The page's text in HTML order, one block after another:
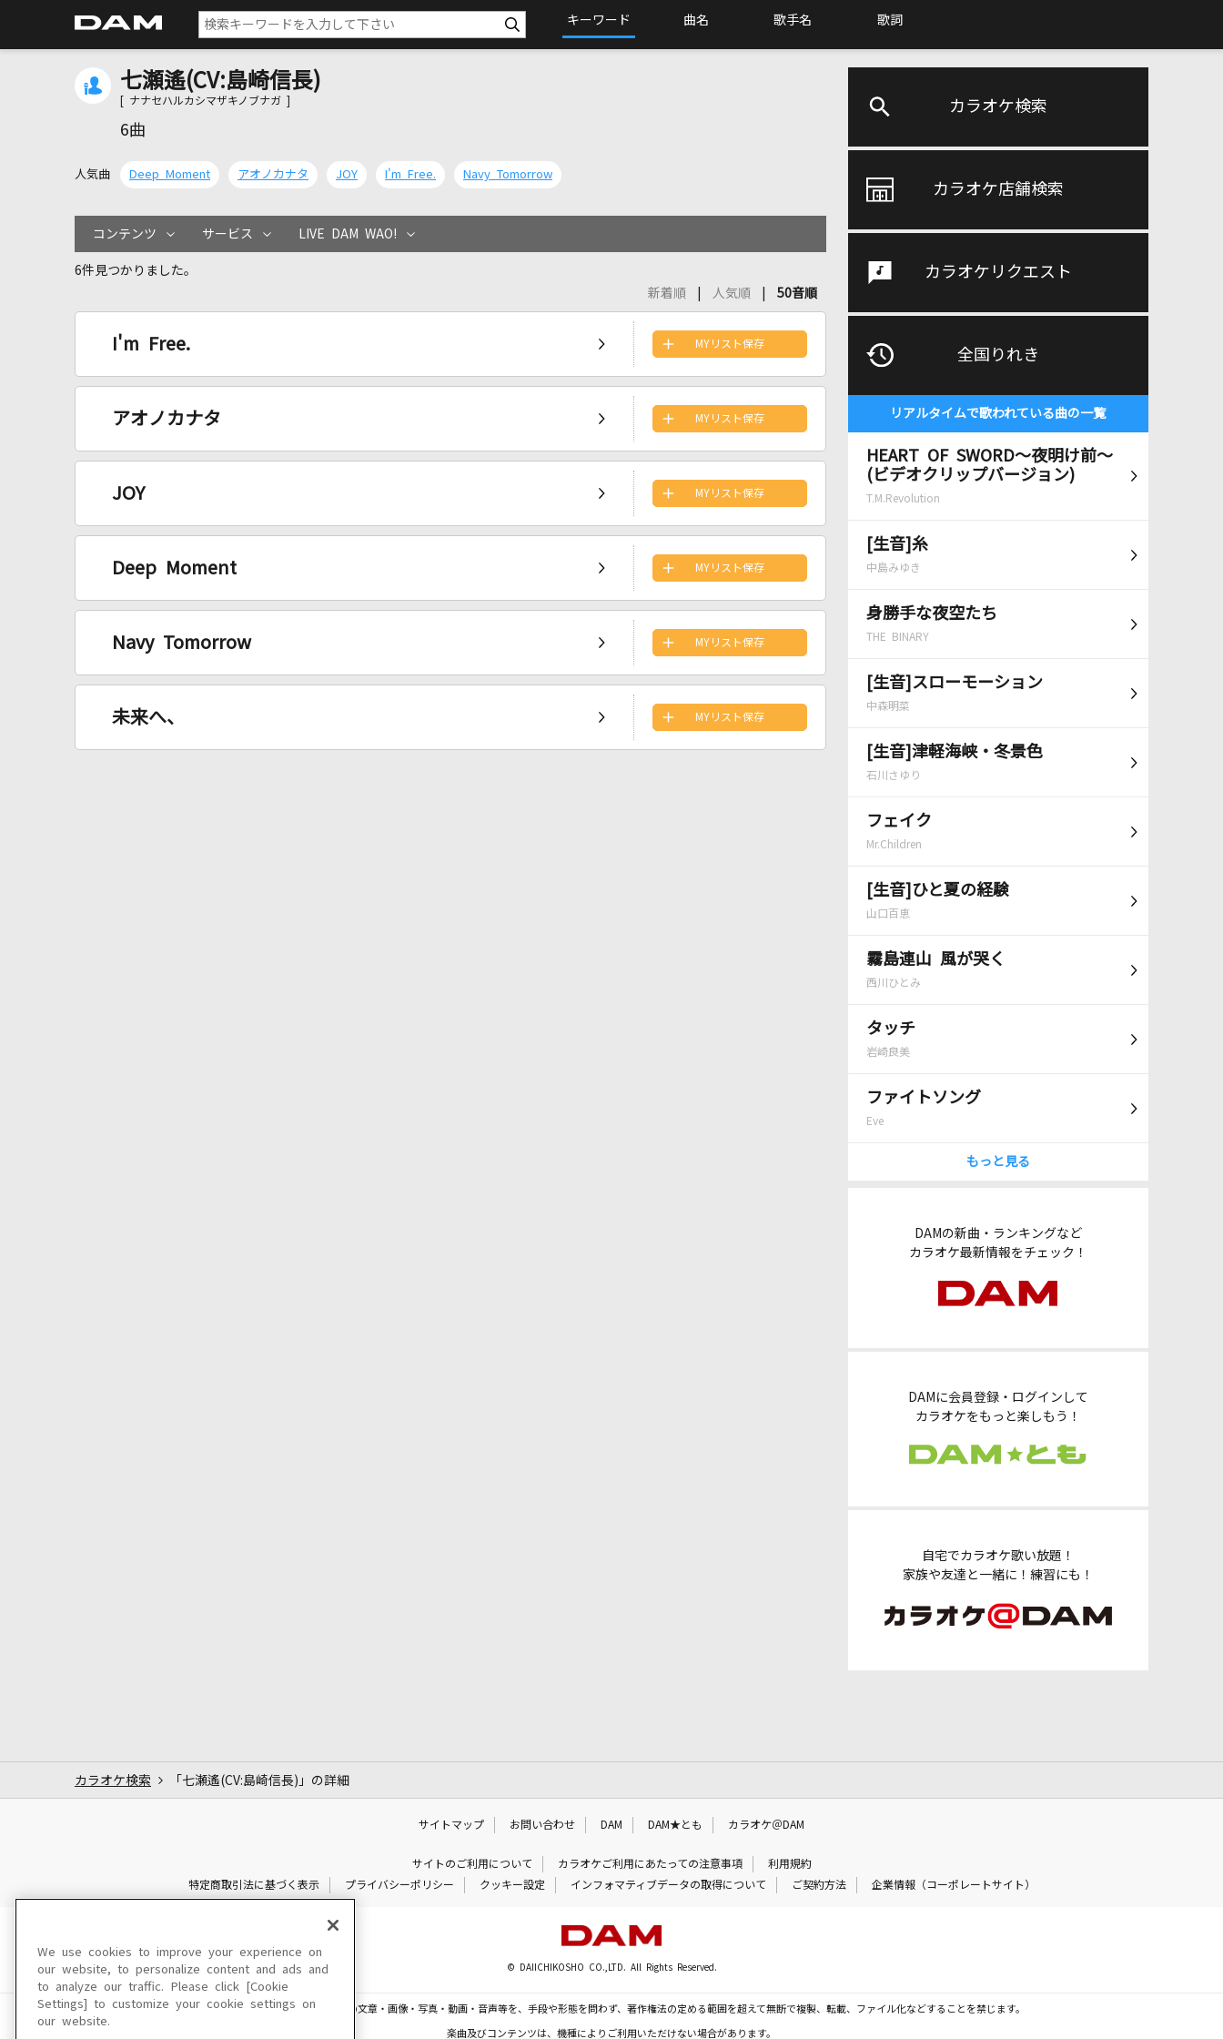
キーワード 曲名 歌手名 歌詞
カラオケ検索
カラオケ店舗検索
カラオケリクエスト
全国りれき
リアルタイムで歌われている曲の一覧
HEART OF SWORD～夜明け前～
(ビデオクリップバージョン)
T.M.Revolution
[生音]糸
中島みゆき
身勝手な夜空たち
THE BINARY
[生音]スローモーション
中森明菜
[生音]津軽海峡・冬景色
石川さゆり
フェイク
Mr.Children
[生音]ひと夏の経験
山口百恵
霧島連山 風が哭く
西川ひとみ
タッチ
岩崎良美
ファイトソング
Eve
もっと見る
DAMの新曲・ランキングなど
カラオケ最新情報をチェック！
DAMに会員登録・ログインして
カラオケをもっと楽しもう！
自宅でカラオケ歌い放題！
家族や友達と一緒に！練習にも！
七瀬遙(CV:島崎信長)
[ ナナセハルカシマザキノブナガ ]
6曲
人気曲 Deep Moment アオノカナタ JOY I'm Free. Navy Tomorrow
コンテンツ サービス LIVE DAM WAO!
6件見つかりました。
新着順
人気順 50音順
I'm Free. MYリスト保存
アオノカナタ MYリスト保存
JOY MYリスト保存
Deep Moment MYリスト保存
Navy Tomorrow MYリスト保存
未来へ、 MYリスト保存
カラオケ検索 「七瀬遙(CV:島崎信長)」の詳細
サイトマップ お問い合わせ DAM DAM★とも カラオケ＠DAM
サイトのご利用について カラオケご利用にあたっての注意事項
利用規約
特定商取引法に基づく表示
プライバシーポリシー クッキー設定 インフォマティブデータの取得について ご契約方法 企業情報（コーポレートサイト）
© DAIICHIKOSHO CO.,LTD. All Rights Reserved.
このサイトに掲載されている一切の文章・画像・写真・動画・音声等を、手段や形態を問わず、著作権法の定める範囲を超えて無断で複製、転載、ファイル化などすることを禁じます。
楽曲及びコンテンツは、機種によりご利用いただけない場合があります。
We use cookies to improve your experience on
our website, to personalize content and ads and
to analyze our traffic. Please click [Cookie
Settings] to customize your cookie settings on
our website.